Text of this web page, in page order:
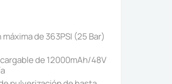
de 363PSI (25 Bar)
de 12000mAh/48V